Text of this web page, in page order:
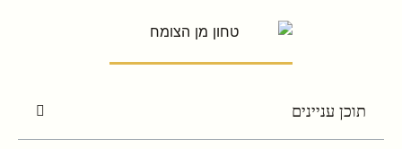
תוכן עניינים